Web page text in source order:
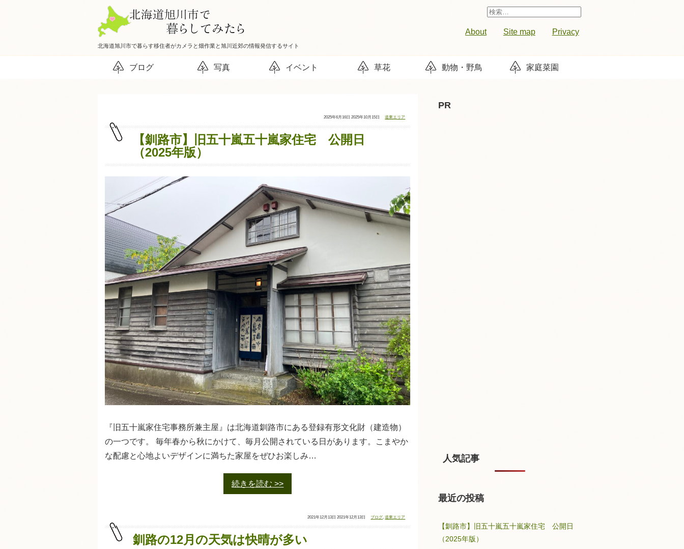
北海道旭川市で暮らす移住者がカメラと畑作業と旭川近郊の情報発信するサイト
About Site map Privacy
検
ブログ 写真 イベント 草花 動物・野鳥 家庭菜園
投
2025年6月16日 最
日：
2025年10月15日
カ
テ
道東エリア
【釧路市】旧五十嵐五十嵐家住宅 公開日
（2025年版）
『旧五十嵐家住宅事務所兼主屋』は北海道釧路市にある登録有形文化財（建造物）
の一つです。 毎年春から秋にかけて、毎月公開されている日があります。こまやか
な配慮と心地よいデザインに満ちた家屋をぜひお楽しみ…
続きを読む
投
2021年12月13日 最
2021年12月13日
カ
テ
ブログ,道東エリア
釧路の12月の天気は快晴が多い
PR
人気記事
最近の投稿
【釧路市】旧五十嵐五十嵐家住宅 公開日
（2025年版）